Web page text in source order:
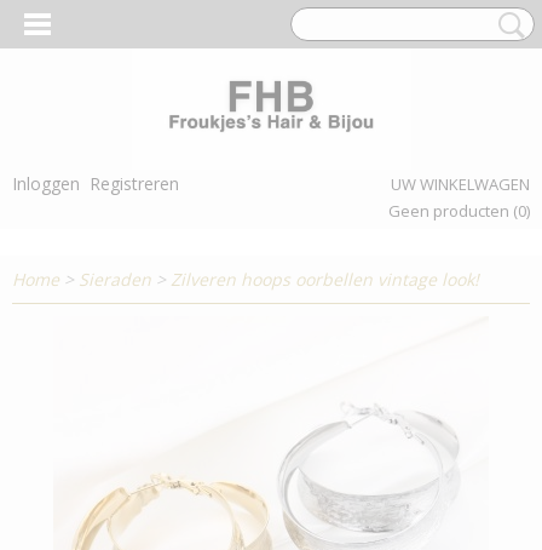
Inloggen Registreren
UW WINKELWAGEN
Geen producten (0)
Home > Sieraden > Zilveren hoops oorbellen vintage look!